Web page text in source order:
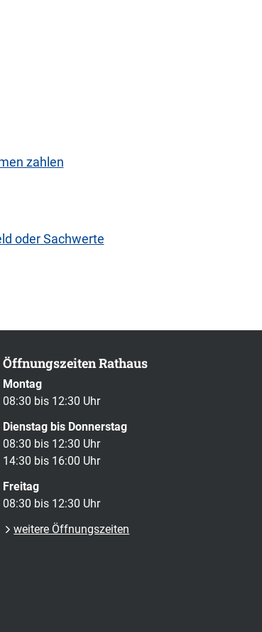
zahlen
oder Sachwerte
Öffnungszeiten Rathaus
Montag
08:30 bis 12:30 Uhr
Dienstag bis Donnerstag
08:30 bis 12:30 Uhr
14:30 bis 16:00 Uhr
Freitag
08:30 bis 12:30 Uhr
weitere Öffnungszeiten